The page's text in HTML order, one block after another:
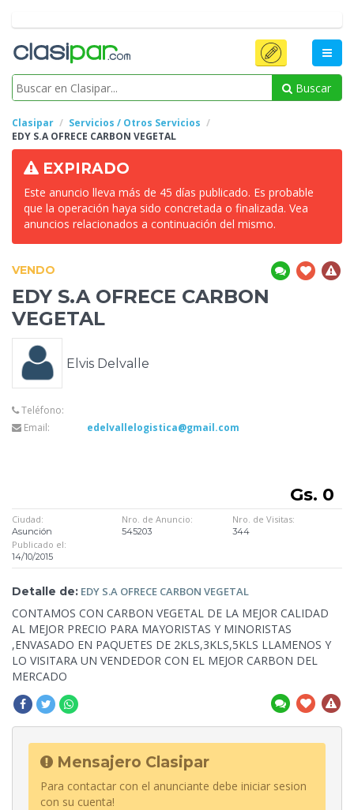
Buscar
Clasipar
Servicios / Otros Servicios
EDY S.A OFRECE CARBON VEGETAL
EXPIRADO
Este anuncio lleva más de 45 días publicado. Es probable
que la operación haya sido concretada o finalizada. Vea
anuncios relacionados a continuación del mismo.
VENDO
EDY S.A OFRECE CARBON
VEGETAL
Elvis Delvalle
Teléfono:
Email:
edelvallelogistica@gmail.com
Gs. 0
Ciudad:
Asunción
Nro. de Anuncio:
545203
Nro. de Visitas:
344
Publicado el:
14/10/2015
Detalle de: EDY S.A OFRECE CARBON VEGETAL
CONTAMOS CON CARBON VEGETAL DE LA MEJOR CALIDAD
AL MEJOR PRECIO PARA MAYORISTAS Y MINORISTAS
,ENVASADO EN PAQUETES DE 2KLS,3KLS,5KLS LLAMENOS Y
LO VISITARA UN VENDEDOR CON EL MEJOR CARBON DEL
MERCADO
Mensajero Clasipar
Para contactar con el anunciante debe iniciar sesion
con su cuenta!